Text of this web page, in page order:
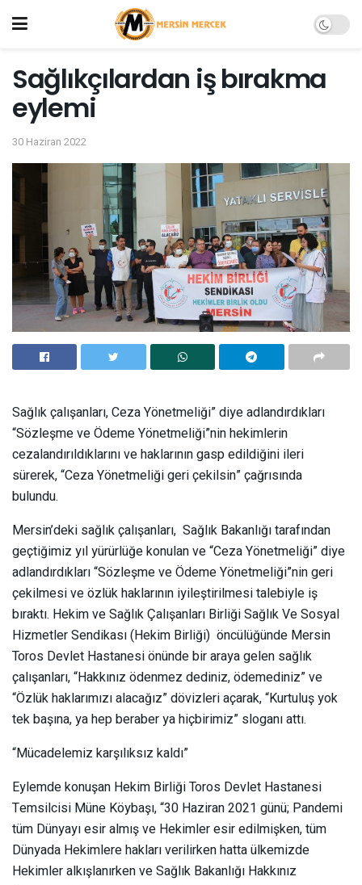
Sağlıkçılardan iş bırakma
eylemi
30 Haziran 2022
Sağlık çalışanları, Ceza Yönetmeliği” diye adlandırdıkları
“Sözleşme ve Ödeme Yönetmeliği”nin hekimlerin
cezalandırıldıklarını ve haklarının gasp edildiğini ileri
sürerek, “Ceza Yönetmeliği geri çekilsin” çağrısında
bulundu.
Mersin’deki sağlık çalışanları, Sağlık Bakanlığı tarafından
geçtiğimiz yıl yürürlüğe konulan ve “Ceza Yönetmeliği” diye
adlandırdıkları “Sözleşme ve Ödeme Yönetmeliği”nin geri
çekilmesi ve özlük haklarının iyileştirilmesi talebiyle iş
bıraktı. Hekim ve Sağlık Çalışanları Birliği Sağlık Ve Sosyal
Hizmetler Sendikası (Hekim Birliği) öncülüğünde Mersin
Toros Devlet Hastanesi önünde bir araya gelen sağlık
çalışanları, “Hakkınız ödenmez dediniz, ödemediniz” ve
“Özlük haklarımızı alacağız” dövizleri açarak, “Kurtuluş yok
tek başına, ya hep beraber ya hiçbirimiz” sloganı attı.
“Mücadelemiz karşılıksız kaldı”
Eylemde konuşan Hekim Birliği Toros Devlet Hastanesi
Temsilcisi Müne Köybaşı, “30 Haziran 2021 günü; Pandemi
tüm Dünyayı esir almış ve Hekimler esir edilmişken, tüm
Dünyada Hekimlere hakları verilirken hatta ülkemizde
Hekimler alkışlanırken ve Sağlık Bakanlığı Hakkınız